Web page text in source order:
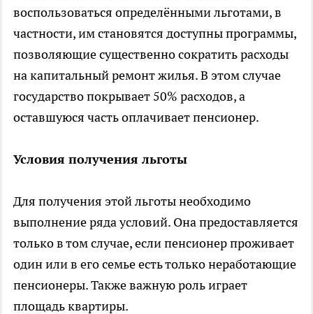
воспользоваться определёнными льготами, в
частности, им становятся доступны программы,
позволяющие существенно сократить расходы
на капитальный ремонт жилья. В этом случае
государство покрывает 50% расходов, а
оставшуюся часть оплачивает пенсионер.
Условия получения льготы
Для получения этой льготы необходимо
выполнение ряда условий. Она предоставляется
только в том случае, если пенсионер проживает
один или в его семье есть только неработающие
пенсионеры. Также важную роль играет
площадь квартиры.